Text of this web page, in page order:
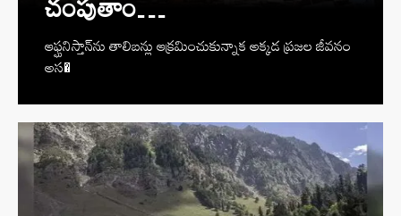
ఆఫ్ఘ‌నిస్తాన్‌ను తాలిబ‌న్లు ఆక్ర‌మించుకున్నాక అక్క‌డ ప్ర‌జ‌ల జీవ‌నం
అస�